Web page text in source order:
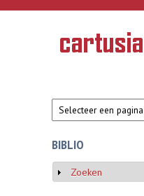
Overslaan en naar de inhoud gaan
Geschiedenis
van de
BIBLIO
Weergeven
Zoeken